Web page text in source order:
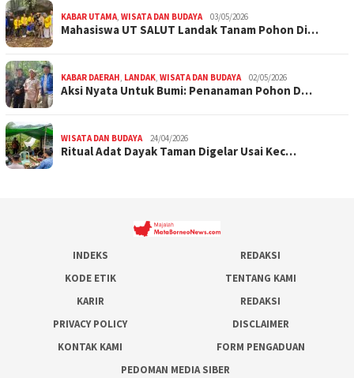
KABAR UTAMA, WISATA DAN BUDAYA 03/05/2026
Mahasiswa UT SALUT Landak Tanam Pohon Di…
KABAR DAERAH, LANDAK, WISATA DAN BUDAYA 02/05/2026
Aksi Nyata Untuk Bumi: Penanaman Pohon D…
WISATA DAN BUDAYA 24/04/2026
Ritual Adat Dayak Taman Digelar Usai Kec…
INDEKS
REDAKSI
KODE ETIK
TENTANG KAMI
KARIR
REDAKSI
PRIVACY POLICY
DISCLAIMER
KONTAK KAMI
FORM PENGADUAN
PEDOMAN MEDIA SIBER